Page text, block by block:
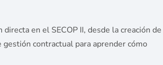
en el SECOP II, desde la creación de
contractual para aprender cómo